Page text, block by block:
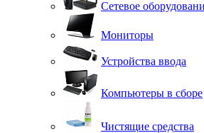
Сетевое
Мониторы
Устройства ввода
Компьютеры в сборе
Чистящие средства